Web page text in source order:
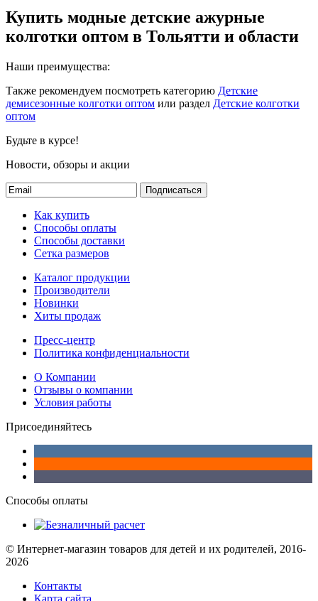
Купить модные детские ажурные
колготки оптом в Тольятти и области
Наши преимущества:
Также рекомендуем посмотреть категорию Детские
демисезонные колготки оптом или раздел Детские колготки
оптом
Будьте в курсе!
Новости, обзоры и акции
Подписаться
Как купить
Способы оплаты
Способы доставки
Сетка размеров
Каталог продукции
Производители
Новинки
Хиты продаж
Пресс-центр
Политика конфиденциальности
О Компании
Отзывы о компании
Условия работы
Присоединяйтесь
Способы оплаты
© Интернет-магазин товаров для детей и их родителей, 2016-
2026
Контакты
Карта сайта